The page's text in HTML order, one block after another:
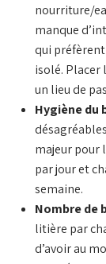
nourriture/
manque
qui
isolé. Placer
un lieu de
Hygiène du
majeur pour
par jour et
semaine.
Nombre de
litière par
d’avoir au